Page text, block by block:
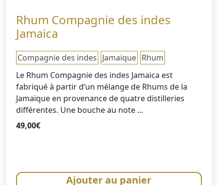
Rhum Compagnie des indes
Jamaica
Compagnie des indes Jamaïque Rhum
Le Rhum Compagnie des indes Jamaica est
fabriqué à partir d’un mélange de Rhums de la
Jamaïque en provenance de quatre distilleries
différentes. Une bouche au note ...
49,00€
Ajouter au panier